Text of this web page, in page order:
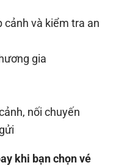
cảnh và kiểm tra an
gia
nối chuyến
khi bạn chọn vé